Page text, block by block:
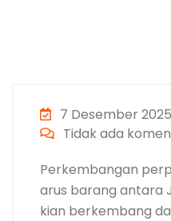
7 Desember 2025
Tidak ada
Perkembangan
arus barang antara
kian berkembang